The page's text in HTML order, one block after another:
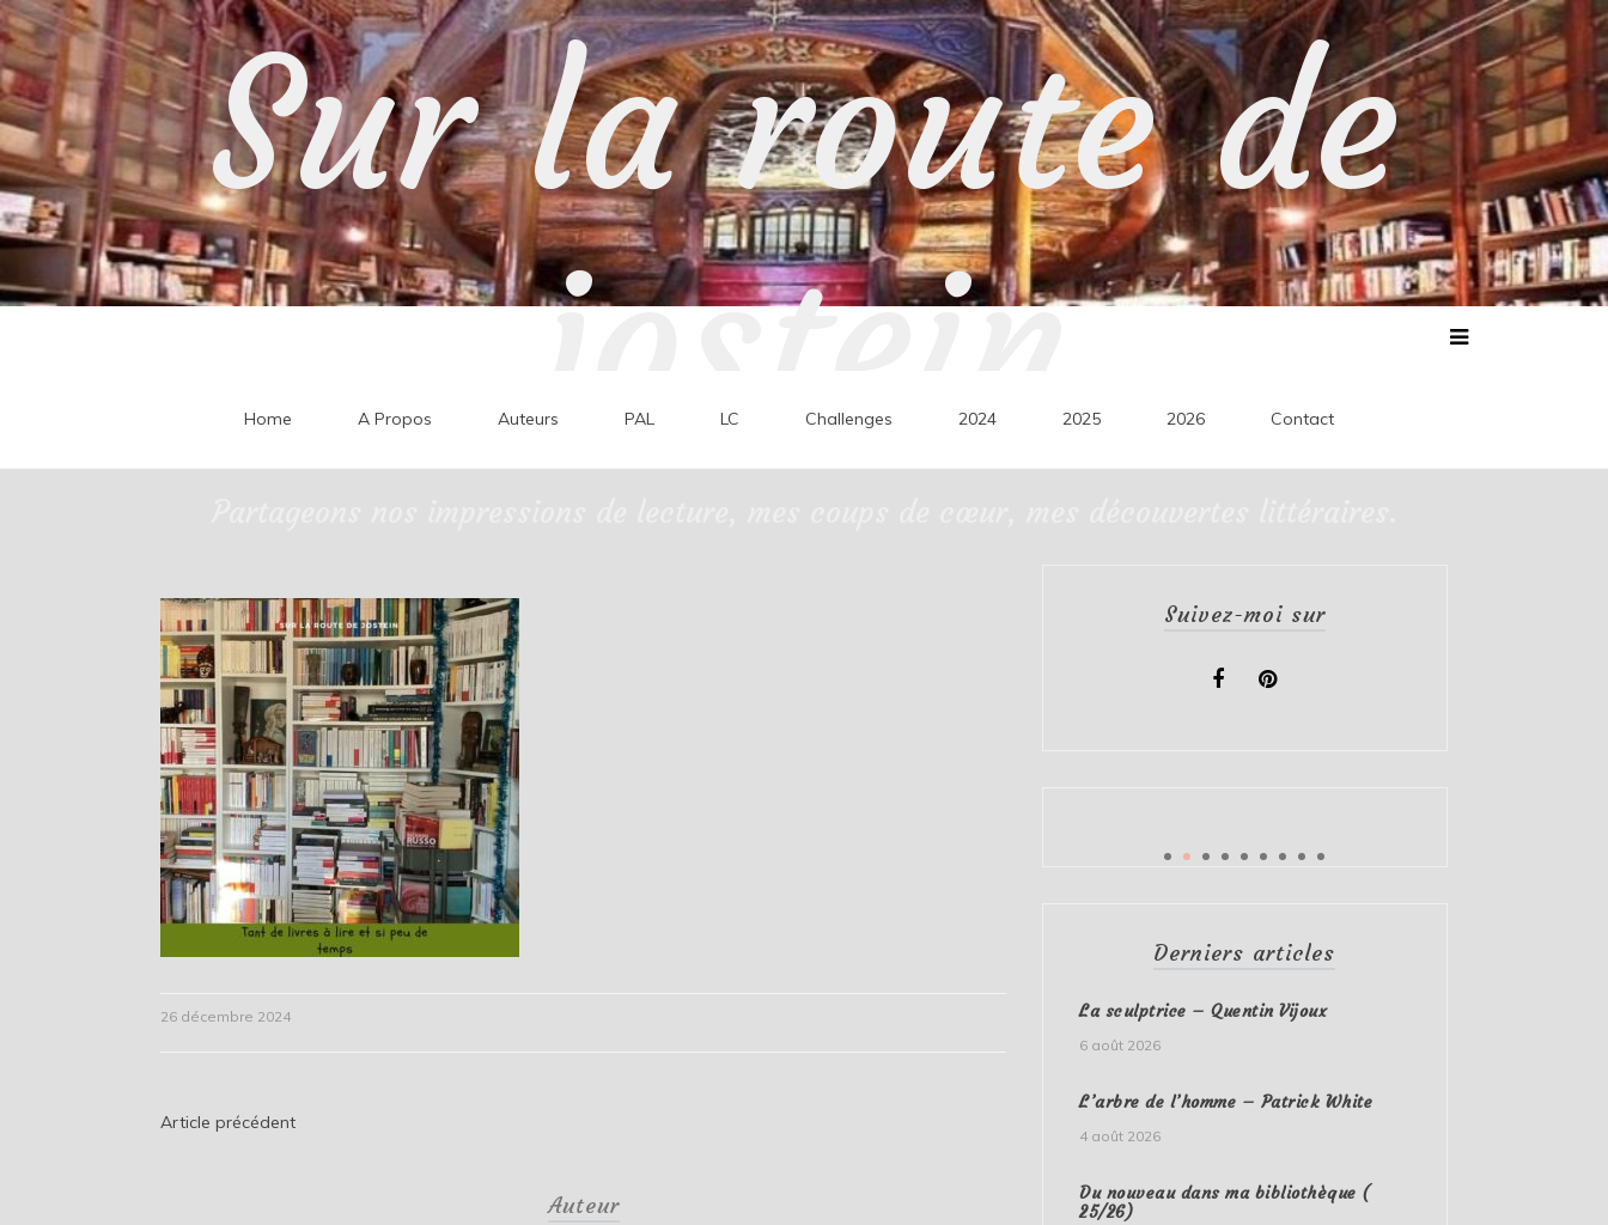
Skip
to
content
Sur la route de
jostein
Home A Propos Auteurs PAL LC Challenges 2024 2025 2026 Contact
26 décembre 2024
Navigation
Article précédent
Auteur
Suivez-moi sur
Derniers articles
La sculptrice – Quentin Vijoux
6 août 2026
L’arbre de l’homme – Patrick White
4 août 2026
Du nouveau dans ma bibliothèque (
25/26)